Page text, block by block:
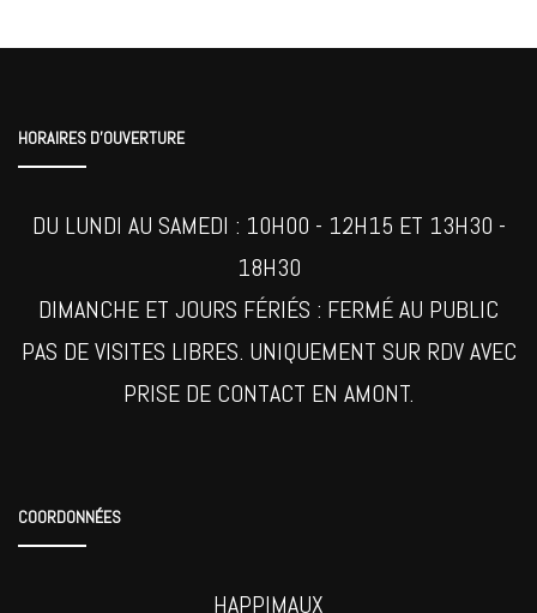
HORAIRES D’OUVERTURE
DU LUNDI AU SAMEDI : 10H00 - 12H15 ET 13H30 -
18H30
DIMANCHE ET JOURS FÉRIÉS : FERMÉ AU PUBLIC
PAS DE VISITES LIBRES. UNIQUEMENT SUR RDV AVEC
PRISE DE CONTACT EN AMONT.
COORDONNÉES
HAPPIMAUX